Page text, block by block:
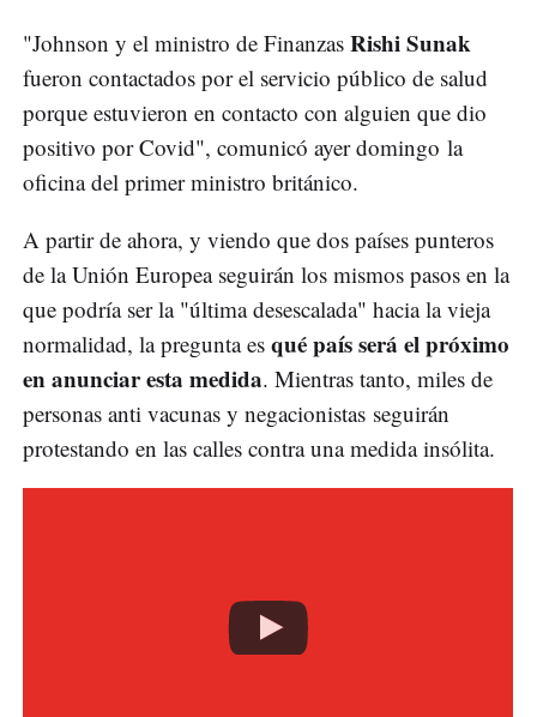
"Johnson y el ministro de Finanzas Rishi Sunak
fueron contactados por el servicio público de salud
porque estuvieron en contacto con alguien que dio
positivo por Covid", comunicó ayer domingo la
oficina del primer ministro británico.
A partir de ahora, y viendo que dos países punteros
de la Unión Europea seguirán los mismos pasos en la
que podría ser la "última desescalada" hacia la vieja
normalidad, la pregunta es qué país será el próximo
en anunciar esta medida. Mientras tanto, miles de
personas anti vacunas y negacionistas seguirán
protestando en las calles contra una medida insólita.